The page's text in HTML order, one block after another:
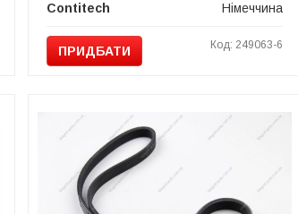
Contitech
Німеччина
ПРИДБАТИ Код: 249063-6